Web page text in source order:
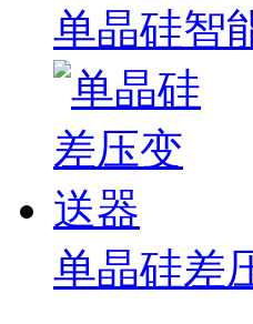
单晶硅智
单晶硅差